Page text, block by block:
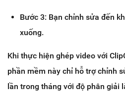
Bước 3: Bạn chỉnh sửa đến
xuống.
Khi thực hiện ghép video với
phần mềm này chỉ hỗ trợ chỉnh
lần trong tháng với độ phân giải